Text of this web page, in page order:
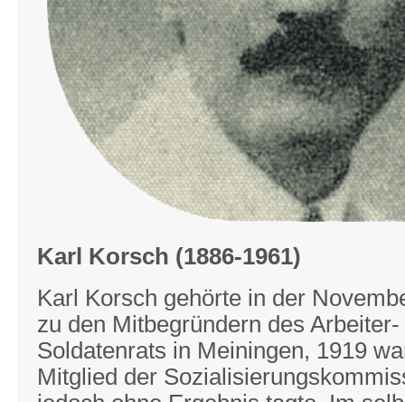
Karl Korsch (1886-1961)
Karl Korsch gehörte in der
zu den Mitbegründern des Arbeiter-
Soldatenrats in Meiningen, 1919
Mitglied der